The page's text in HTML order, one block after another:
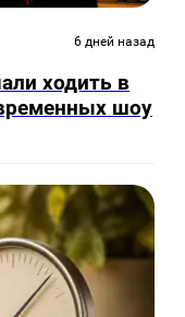
6 дней назад
ходить в
шоу